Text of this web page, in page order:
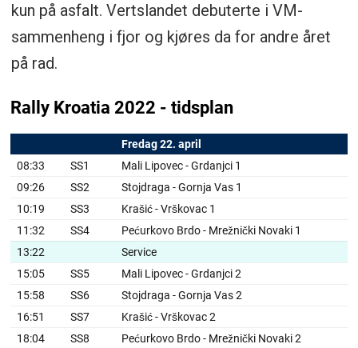
kun på asfalt. Vertslandet debuterte i VM-
sammenheng i fjor og kjøres da for andre året
på rad.